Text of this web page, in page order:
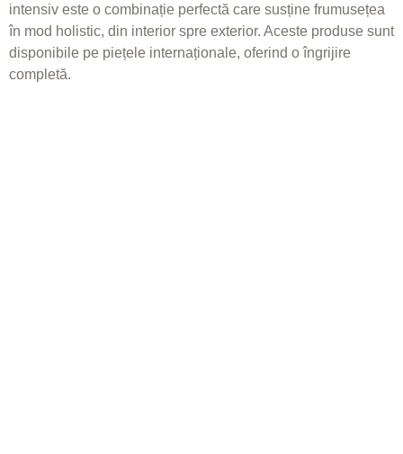
intensiv este o combinație perfectă care susține frumusețea
în mod holistic, din interior spre exterior. Aceste produse sunt
disponibile pe piețele internaționale, oferind o îngrijire
completă.​